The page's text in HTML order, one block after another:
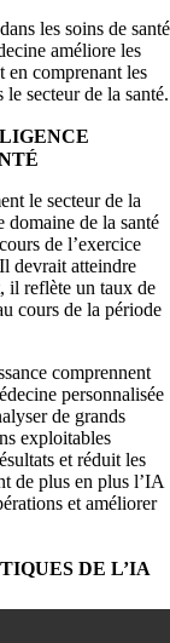
les soins de santé
améliore les
en comprenant les
secteur de la santé.
le secteur de la
domaine de la santé
de l’exercice
devrait atteindre
il reflète un taux de
cours de la période
comprennent
personnalisée
de grands
exploitables
et réduit les
de plus en plus l’IA
et améliorer
DE L’IA